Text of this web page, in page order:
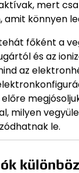
mert
amit könnyen
főként a
és az
az
milyen
le.